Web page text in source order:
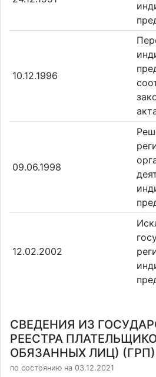
10.12.1996
09.06.1998
12.02.2002
СВЕДЕНИЯ ИЗ
РЕЕСТРА
ОБЯЗАННЫХ ЛИЦ) (ГРП)
по состоянию на 03.12.2021